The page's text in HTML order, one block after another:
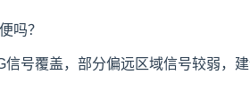
吗？
号覆盖，部分偏远区域信号较弱，